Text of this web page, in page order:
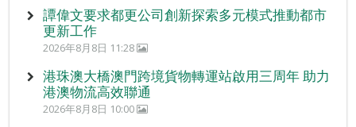
譚偉文要求都更公司創新探索多元模式推動都市
更新工作
2026年8月8日 11:28
港珠澳大橋澳門跨境貨物轉運站啟用三周年 助力
港澳物流高效聯通
2026年8月8日 10:00